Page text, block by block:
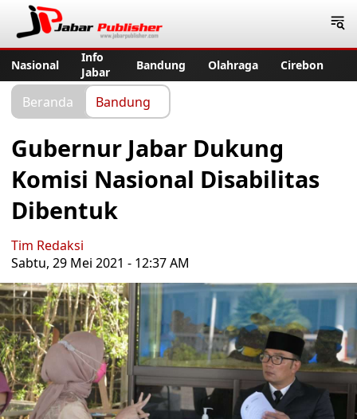
Nasional
Info
Jabar
Bandung Olahraga Cirebon
Beranda Bandung
Gubernur Jabar Dukung
Komisi Nasional Disabilitas
Dibentuk
Tim Redaksi
Sabtu, 29 Mei 2021 - 12:37 AM